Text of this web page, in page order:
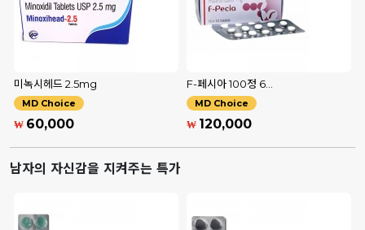
미녹시헤드 2.5mg
MD Choice
₩ 60,000
F-페시아 100정 6…
MD Choice
₩ 120,000
남자의 자신감을 지켜주는 특가